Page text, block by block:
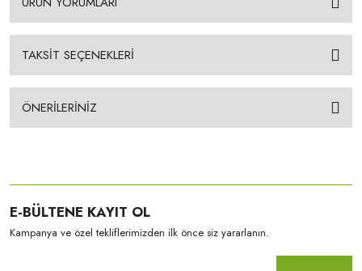
TAKSİT SEÇENEKLERİ
ÖNERİLERİNİZ
E-BÜLTENE KAYIT OL
Kampanya ve özel tekliflerimizden ilk önce siz yararlanın.